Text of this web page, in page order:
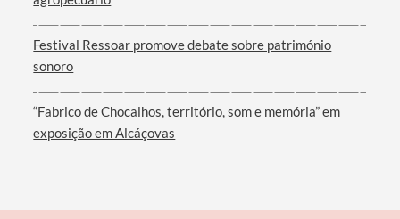
Festival Ressoar promove debate sobre património
sonoro
“Fabrico de Chocalhos, território, som e memória” em
exposição em Alcáçovas